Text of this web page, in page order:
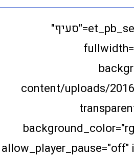
[et_pb_section admin_label="סעיף"
content/